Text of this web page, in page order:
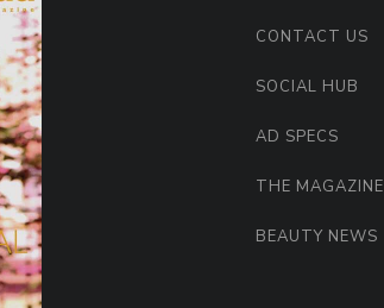
CONTACT US
SOCIAL HUB
AD SPECS
THE MAGAZINE
BEAUTY NEWS